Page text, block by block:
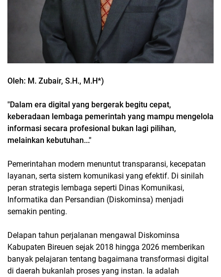
Oleh: M. Zubair, S.H., M.H*)
"Dalam era digital yang bergerak begitu cepat,
keberadaan lembaga pemerintah yang mampu mengelola
informasi secara profesional bukan lagi pilihan,
melainkan kebutuhan..."
Pemerintahan modern menuntut transparansi, kecepatan
layanan, serta sistem komunikasi yang efektif. Di sinilah
peran strategis lembaga seperti Dinas Komunikasi,
Informatika dan Persandian (Diskominsa) menjadi
semakin penting.
Delapan tahun perjalanan mengawal Diskominsa
Kabupaten Bireuen sejak 2018 hingga 2026 memberikan
banyak pelajaran tentang bagaimana transformasi digital
di daerah bukanlah proses yang instan. Ia adalah